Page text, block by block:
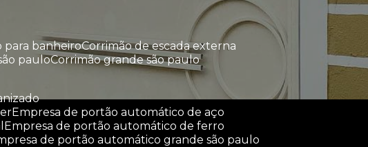
para banheiro corrimão de escada externa
paulo corrimão grande são paulo
empresa de portão automático de aço
empresa de portão automático de ferro
de portão automático grande são paulo